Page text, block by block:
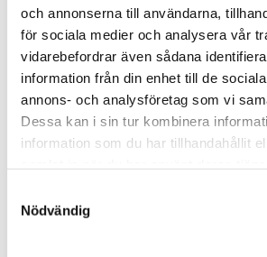
och annonserna till användarna,
för sociala medier och analysera vår
vidarebefordrar även sådana
information från din enhet till de
annons- och analysföretag som vi
Dessa kan i sin tur kombinera
information som du har tillhandahållit
Nödvändig
st Lägg i
Finns i lager
Beskrivning